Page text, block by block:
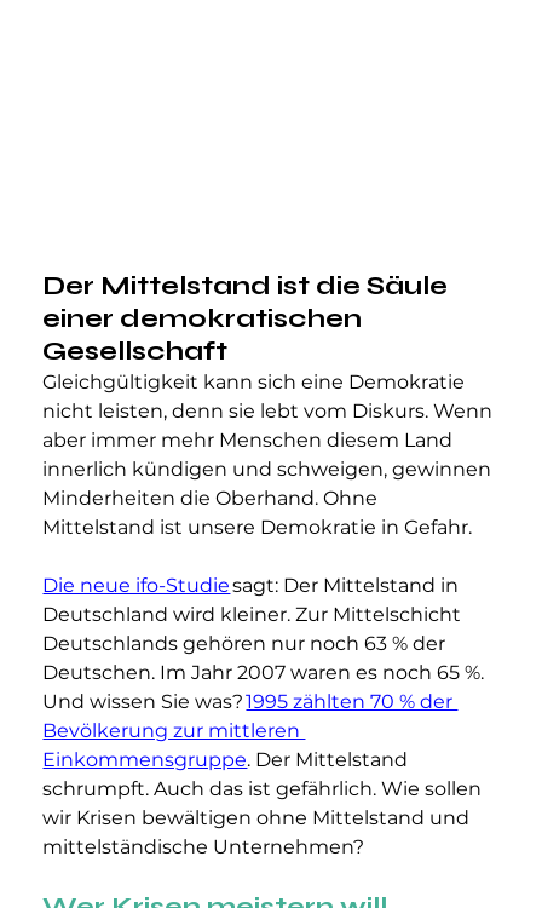
Der Mittelstand ist die Säule
einer demokratischen
Gesellschaft
Gleichgültigkeit kann sich eine Demokratie
nicht leisten, denn sie lebt vom Diskurs. Wenn
aber immer mehr Menschen diesem Land
innerlich kündigen und schweigen, gewinnen
Minderheiten die Oberhand. Ohne
Mittelstand ist unsere Demokratie in Gefahr.
Die neue ifo-Studie sagt: Der Mittelstand in
Deutschland wird kleiner. Zur Mittelschicht
Deutschlands gehören nur noch 63 % der
Deutschen. Im Jahr 2007 waren es noch 65 %.
Und wissen Sie was? 1995 zählten 70 % der
Bevölkerung zur mittleren
Einkommensgruppe. Der Mittelstand
schrumpft. Auch das ist gefährlich. Wie sollen
wir Krisen bewältigen ohne Mittelstand und
mittelständische Unternehmen?